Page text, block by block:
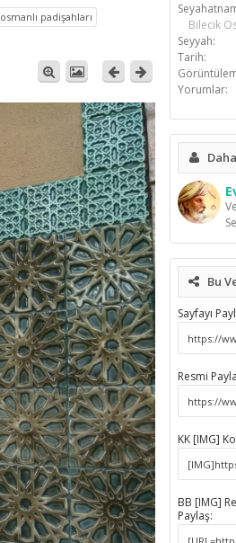
osmanlı padişahları
Bilecik
Seyyah:
Tarih:
Yorumlar:
Bu
Sayfayı
Resmi
KK [IMG]
BB [IMG]
Paylaş: